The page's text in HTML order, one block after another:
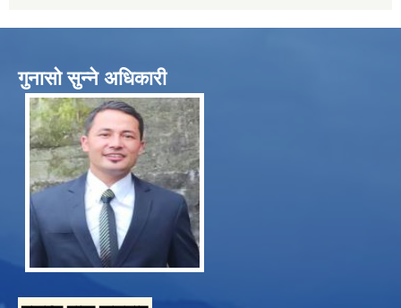
गुनासो सुन्ने अधिकारी